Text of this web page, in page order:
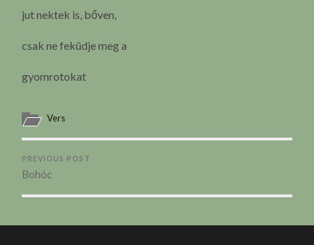
jut nektek is, bőven,
csak ne feküdje meg a
gyomrotokat
Vers
PREVIOUS POST
Bohóc